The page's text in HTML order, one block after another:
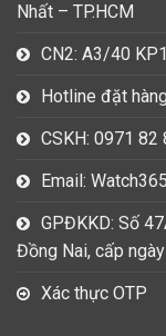
Nhất – TP.HCM
CN2: A3/40
Hotline đặt
CSKH: 0971 82
Email:
GPĐKKD: Số
Đồng Nai, cấp
Xác thực OTP